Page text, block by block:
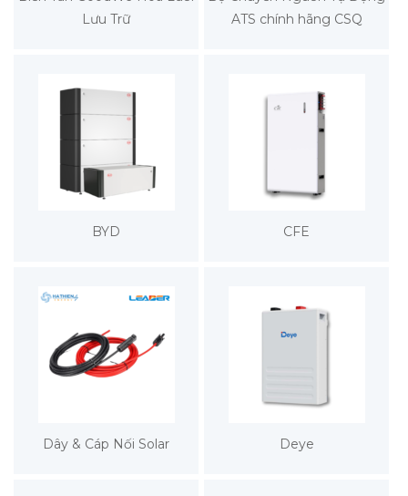
Lưu Trữ
ATS chính hãng CSQ
BYD CFE
Dây & Cáp Nối Solar Deye